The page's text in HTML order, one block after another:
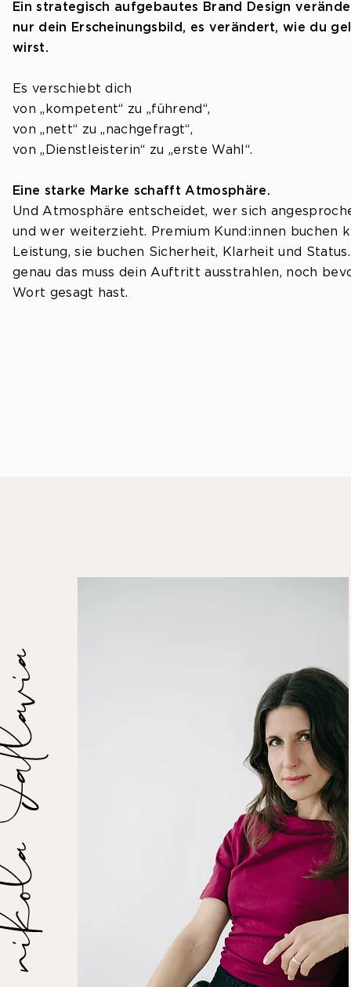
Ein strategisch aufgebautes Brand Design
nur dein Erscheinungsbild, es verändert, wie du
wirst.
Es verschiebt dich
von „kompetent“ zu „führend“,
von „nett“ zu „nachgefragt“,
von „Dienstleisterin“ zu „erste Wahl“.
Eine starke Marke schafft Atmosphäre.
Und Atmosphäre entscheidet, wer sich
und wer weiterzieht. Premium Kund:innen buchen
Leistung, sie buchen Sicherheit, Klarheit und
genau das muss dein Auftritt ausstrahlen, noch
Wort gesagt hast.